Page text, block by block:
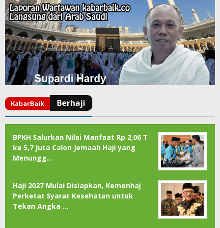
BPKH Salurkan Nilai Manfaat Rp 2,06 T
ke 5,7 Juta Calon Jemaah Haji yang
Menungg…
Haji 2027 Mulai Disiapkan, Kemenhaj
Perketat Syarat Kesehatan untuk
Tekan Angka …